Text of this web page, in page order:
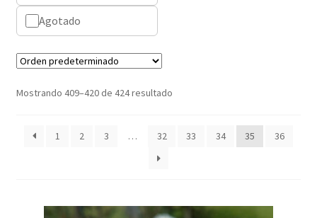
Agotado
Mostrando 409–420 de 424 resultado
1 2 3 … 32 33 34 35 36